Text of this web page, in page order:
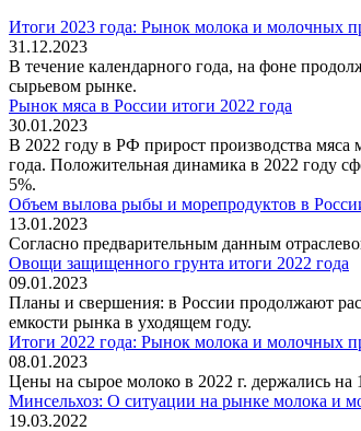
Итоги 2023 года: Рынок молока и молочных
31.12.2023
В течение календарного года, на фоне
сырьевом рынке.
Рынок мяса в России итоги 2022 года
30.01.2023
В 2022 году в РФ прирост производства мяса
года. Положительная динамика в 2022 году
5%.
Объем вылова рыбы и морепродуктов в
13.01.2023
Согласно предварительным данным
Овощи защищенного грунта итоги 2022 года
09.01.2023
Планы и свершения: в России продолжают
емкости рынка в уходящем году.
Итоги 2022 года: Рынок молока и молочных
08.01.2023
Цены на сырое молоко в 2022 г. держались
Минсельхоз: О ситуации на рынке молока и
19.03.2022